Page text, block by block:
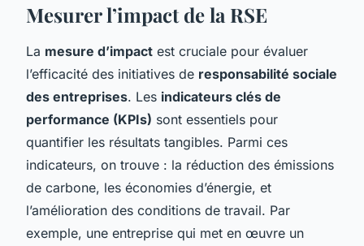
Mesurer l’impact de la RSE
La mesure d’impact est cruciale pour évaluer
l’efficacité des initiatives de responsabilité sociale
des entreprises. Les indicateurs clés de
performance (KPIs) sont essentiels pour
quantifier les résultats tangibles. Parmi ces
indicateurs, on trouve : la réduction des émissions
de carbone, les économies d’énergie, et
l’amélioration des conditions de travail. Par
exemple, une entreprise qui met en œuvre un